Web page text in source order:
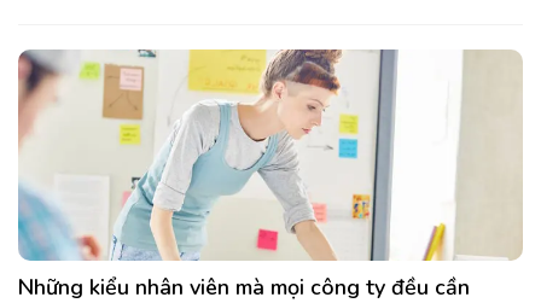
Những kiểu nhân viên mà mọi công ty đều cần